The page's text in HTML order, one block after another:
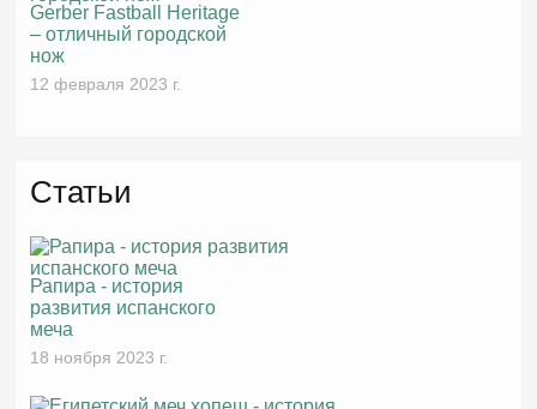
Gerber Fastball Heritage
– отличный городской
нож
12 февраля 2023 г.
Статьи
Рапира - история
развития испанского
меча
18 ноября 2023 г.